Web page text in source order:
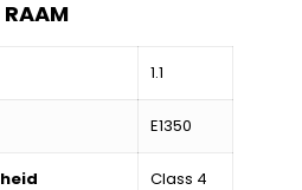
RAAM
1.1
E1350
Class 4